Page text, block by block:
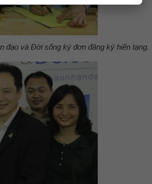
đạo và Đời sống ký đơn đăng ký hiến tạng.